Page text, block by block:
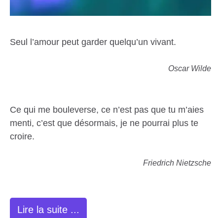
Seul l’amour peut garder quelqu’un vivant.
Oscar Wilde
Ce qui me bouleverse, ce n’est pas que tu m’aies
menti, c’est que désormais, je ne pourrai plus te
croire.
Friedrich Nietzsche
Lire la suite ...